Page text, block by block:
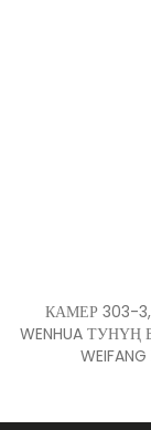
КАМЕР 303-3,
WENHUA ТУНҮҢ